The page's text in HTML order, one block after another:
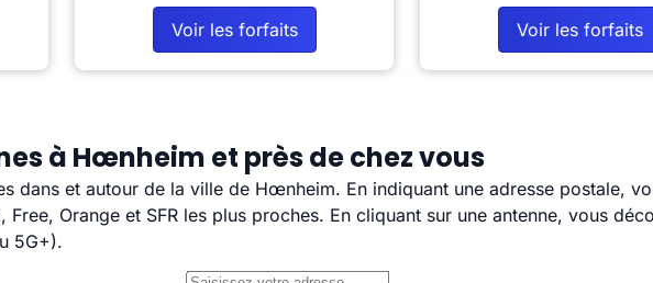
Voir les forfaits Voir les forfaits
à Hœnheim et près de chez vous
dans et autour de la ville de Hœnheim. En indiquant une adresse postale,
Free, Orange et SFR les plus proches. En cliquant sur une antenne, vous
5G+).